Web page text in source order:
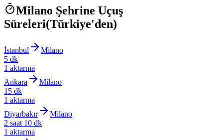
Milano Şehrine Uçuş
Süreleri(Türkiye'den)
İstanbul
Milano
5 dk
1 aktarma
Ankara
Milano
15 dk
1 aktarma
Diyarbakır
Milano
2 saat 10 dk
1 aktarma